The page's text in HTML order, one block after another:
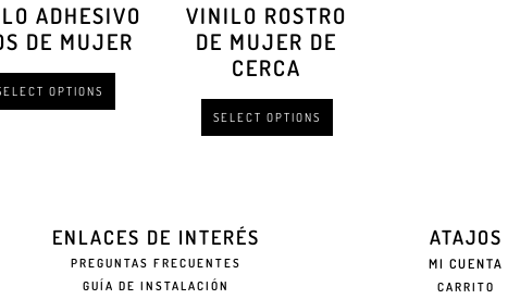
ADHESIVO
DE MUJER
OPTIONS
VINILO ROSTRO
DE MUJER DE
CERCA
SELECT OPTIONS
ENLACES DE INTERÉS
PREGUNTAS FRECUENTES
GUÍA DE INSTALACIÓN
ATAJOS
MI CUENTA
CARRITO